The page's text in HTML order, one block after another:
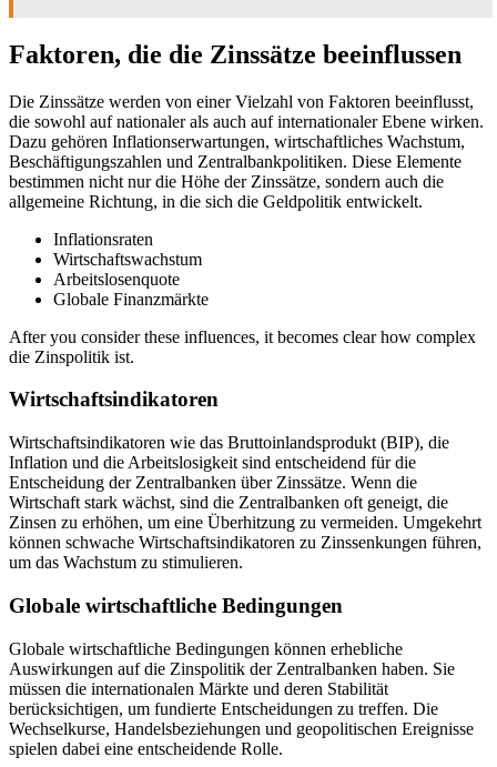
Faktoren, die die Zinssätze beeinflussen
Die Zinssätze werden von einer Vielzahl von Faktoren beeinflusst,
die sowohl auf nationaler als auch auf internationaler Ebene wirken.
Dazu gehören Inflationserwartungen, wirtschaftliches Wachstum,
Beschäftigungszahlen und Zentralbankpolitiken. Diese Elemente
bestimmen nicht nur die Höhe der Zinssätze, sondern auch die
allgemeine Richtung, in die sich die Geldpolitik entwickelt.
Inflationsraten
Wirtschaftswachstum
Arbeitslosenquote
Globale Finanzmärkte
After you consider these influences, it becomes clear how complex
die Zinspolitik ist.
Wirtschaftsindikatoren
Wirtschaftsindikatoren wie das Bruttoinlandsprodukt (BIP), die
Inflation und die Arbeitslosigkeit sind entscheidend für die
Entscheidung der Zentralbanken über Zinssätze. Wenn die
Wirtschaft stark wächst, sind die Zentralbanken oft geneigt, die
Zinsen zu erhöhen, um eine Überhitzung zu vermeiden. Umgekehrt
können schwache Wirtschaftsindikatoren zu Zinssenkungen führen,
um das Wachstum zu stimulieren.
Globale wirtschaftliche Bedingungen
Globale wirtschaftliche Bedingungen können erhebliche
Auswirkungen auf die Zinspolitik der Zentralbanken haben. Sie
müssen die internationalen Märkte und deren Stabilität
berücksichtigen, um fundierte Entscheidungen zu treffen. Die
Wechselkurse, Handelsbeziehungen und geopolitischen Ereignisse
spielen dabei eine entscheidende Rolle.